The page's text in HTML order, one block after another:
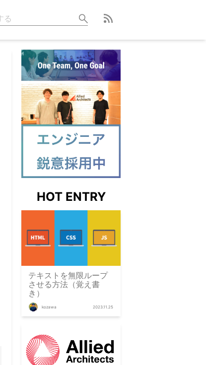
HOT ENTRY
テキストを無限ループ
させる方法（覚え書
き）
kozawa 2023.11.25